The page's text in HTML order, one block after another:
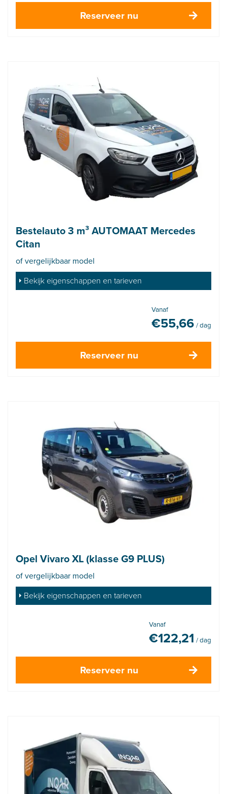
Reserveer nu
Bestelauto 3 m³ AUTOMAAT Mercedes
Citan
of vergelijkbaar model
Bekijk eigenschappen en tarieven
Vanaf
€55,66 / dag
Reserveer nu
Opel Vivaro XL (klasse G9 PLUS)
of vergelijkbaar model
Bekijk eigenschappen en tarieven
Vanaf
€122,21 / dag
Reserveer nu